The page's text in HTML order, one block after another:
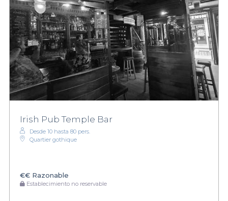
Irish Pub Temple Bar
Desde 10 hasta 80 pers.
Quartier gothique
€€ Razonable
Establecimiento no reservable